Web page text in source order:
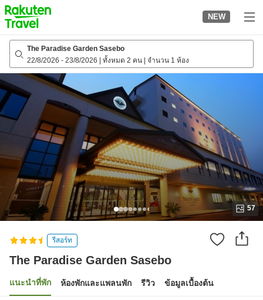
to
top
page
NEW
The Paradise Garden Sasebo
22/8/2026 - 23/8/2026 ทั้งหมด 2 คน จำนวน 1 ห้อง
57
รีสอร์ท
The Paradise Garden Sasebo
แนะนำที่พัก ห้องพักและแพลนพัก รีวิว ข้อมูลเบื้องต้น